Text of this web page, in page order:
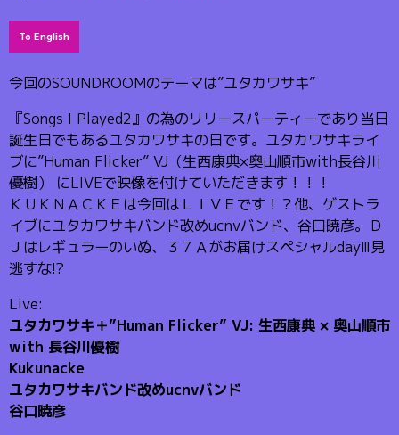
To English
今回のSOUNDROOMのテーマは”ユタカワサキ”
『Songs I Played2』の為のリリースパーティーであり当日
誕生日でもあるユタカワサキの日です。ユタカワサキライ
ブに”Human Flicker” VJ（生西康典×奥山順市with長谷川
優樹） にLIVEで映像を付けていただきます！！！
ＫＵＫＮＡＣＫＥは今回はＬＩＶＥです！？他、ゲストラ
イブにユタカワサキバンド改めucnvバンド、谷口暁彦。Ｄ
Ｊはレギュラーのいぬ、３７Ａがお届けスペシャルday!!!見
逃すな!?
Live:
ユタカワサキ＋”Human Flicker” VJ: 生西康典 × 奥山順市
with 長谷川優樹
Kukunacke
ユタカワサキバンド改めucnvバンド
谷口暁彦